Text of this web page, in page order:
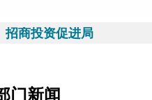
招商投资促进局
门新闻